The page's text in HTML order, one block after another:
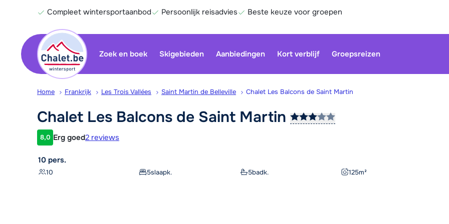
Compleet wintersportaanbod Persoonlijk reisadvies Beste keuze voor groepen
Zoek en boek Skigebieden Aanbiedingen Kort verblijf Groepsreizen
Home Frankrijk Les Trois Vallées Saint Martin de Belleville Chalet Les Balcons de Saint Martin
Chalet Les Balcons de Saint Martin
Klantwaardering
8,0 Erg goed2 reviews
10 pers.
10 5slaapk. 5badk. 125m²